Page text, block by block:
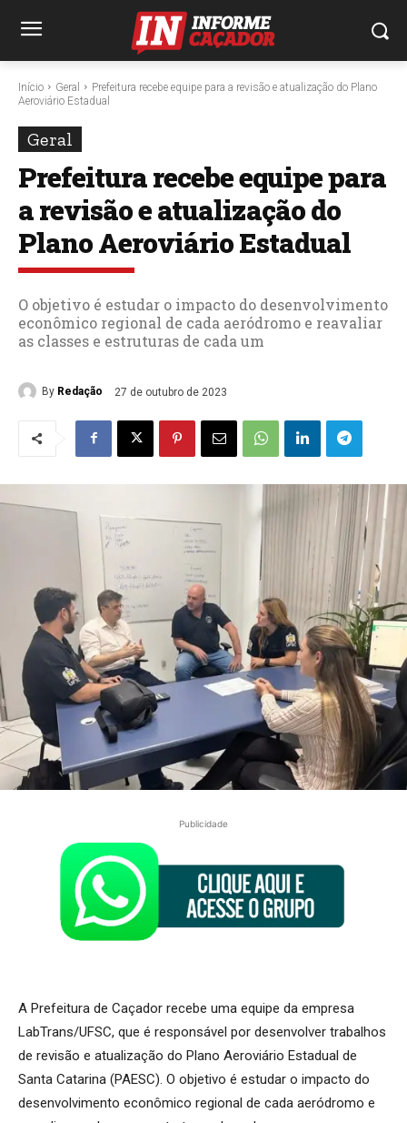
Início Geral
Prefeitura recebe equipe para a revisão e atualização do Plano
Aeroviário Estadual
Geral
Prefeitura recebe equipe para
a revisão e atualização do
Plano Aeroviário Estadual
O objetivo é estudar o impacto do desenvolvimento
econômico regional de cada aeródromo e reavaliar
as classes e estruturas de cada um
By Redação 27 de outubro de 2023
Publicidade
A Prefeitura de Caçador recebe uma equipe da empresa
LabTrans/UFSC, que é responsável por desenvolver trabalhos
de revisão e atualização do Plano Aeroviário Estadual de
Santa Catarina (PAESC). O objetivo é estudar o impacto do
desenvolvimento econômico regional de cada aeródromo e